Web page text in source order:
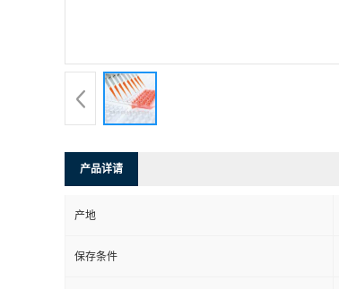
产品详请
产地
保存条件